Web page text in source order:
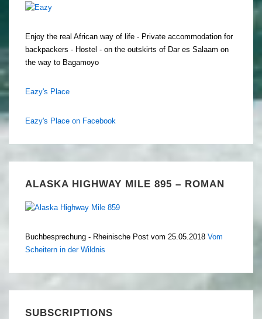
Enjoy the real African way of life - Private accommodation for
backpackers - Hostel - on the outskirts of Dar es Salaam on
the way to Bagamoyo
Eazy's Place
Eazy's Place on Facebook
ALASKA HIGHWAY MILE 895 – ROMAN
Buchbesprechung - Rheinische Post vom 25.05.2018 Vom
Scheitern in der Wildnis
SUBSCRIPTIONS